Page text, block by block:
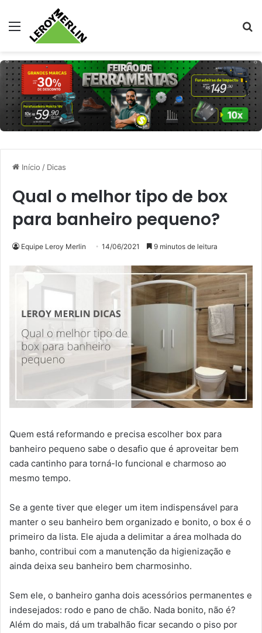
Menu
Início / Dicas
Qual o melhor tipo de box
para banheiro pequeno?
Equipe Leroy Merlin 14/06/2021 9 minutos de leitura
Quem está reformando e precisa escolher box para
banheiro pequeno sabe o desafio que é aproveitar bem
cada cantinho para torná-lo funcional e charmoso ao
mesmo tempo.
Se a gente tiver que eleger um item indispensável para
manter o seu banheiro bem organizado e bonito, o box é o
primeiro da lista. Ele ajuda a delimitar a área molhada do
banho, contribui com a manutenção da higienização e
ainda deixa seu banheiro bem charmosinho.
Sem ele, o banheiro ganha dois acessórios permanentes e
indesejados: rodo e pano de chão. Nada bonito, não é?
Além do mais, dá um trabalhão ficar secando o piso por